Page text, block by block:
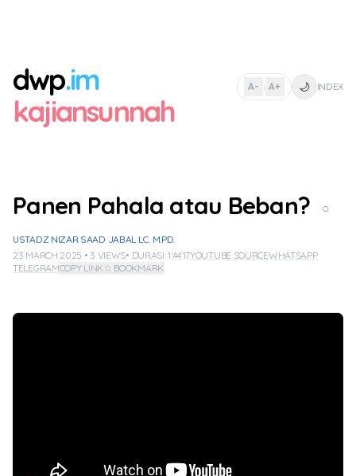
dwp.im
kajiansunnah
A- | A+ 🌙 INDEX
Panen Pahala atau Beban? ○
USTADZ NIZAR SAAD JABAL LC. M.PD.
23 MARCH 2025 • 3 VIEWS• DURASI: 1:44:17YOUTUBE SOURCEWHATSAPP
TELEGRAMCOPY LINK☆ BOOKMARK